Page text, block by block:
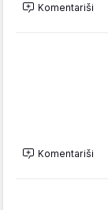
Komentariši
Komentariši